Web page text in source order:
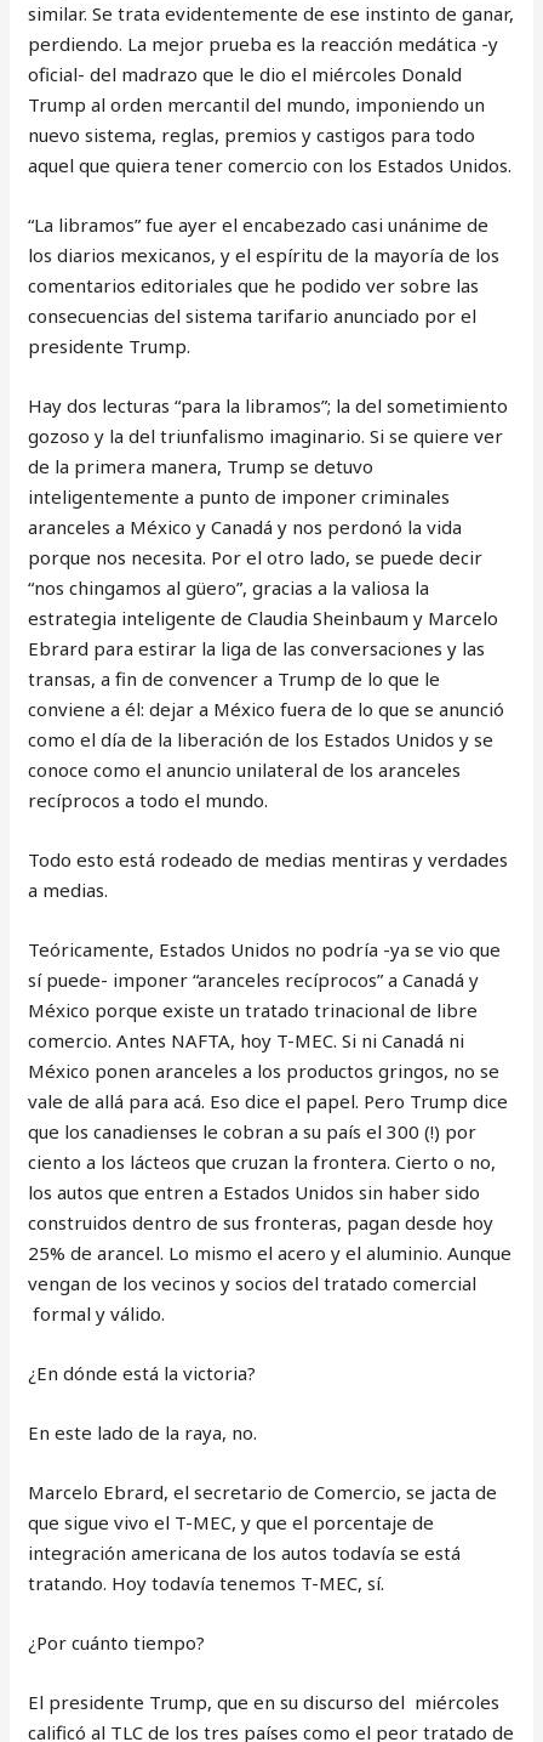
similar. Se trata evidentemente de ese instinto de ganar,
perdiendo. La mejor prueba es la reacción medática -y
oficial- del madrazo que le dio el miércoles Donald
Trump al orden mercantil del mundo, imponiendo un
nuevo sistema, reglas, premios y castigos para todo
aquel que quiera tener comercio con los Estados Unidos.
“La libramos” fue ayer el encabezado casi unánime de
los diarios mexicanos, y el espíritu de la mayoría de los
comentarios editoriales que he podido ver sobre las
consecuencias del sistema tarifario anunciado por el
presidente Trump.
Hay dos lecturas “para la libramos”; la del sometimiento
gozoso y la del triunfalismo imaginario. Si se quiere ver
de la primera manera, Trump se detuvo
inteligentemente a punto de imponer criminales
aranceles a México y Canadá y nos perdonó la vida
porque nos necesita. Por el otro lado, se puede decir
“nos chingamos al güero”, gracias a la valiosa la
estrategia inteligente de Claudia Sheinbaum y Marcelo
Ebrard para estirar la liga de las conversaciones y las
transas, a fin de convencer a Trump de lo que le
conviene a él: dejar a México fuera de lo que se anunció
como el día de la liberación de los Estados Unidos y se
conoce como el anuncio unilateral de los aranceles
recíprocos a todo el mundo.
Todo esto está rodeado de medias mentiras y verdades
a medias.
Teóricamente, Estados Unidos no podría -ya se vio que
sí puede- imponer “aranceles recíprocos” a Canadá y
México porque existe un tratado trinacional de libre
comercio. Antes NAFTA, hoy T-MEC. Si ni Canadá ni
México ponen aranceles a los productos gringos, no se
vale de allá para acá. Eso dice el papel. Pero Trump dice
que los canadienses le cobran a su país el 300 (!) por
ciento a los lácteos que cruzan la frontera. Cierto o no,
los autos que entren a Estados Unidos sin haber sido
construidos dentro de sus fronteras, pagan desde hoy
25% de arancel. Lo mismo el acero y el aluminio. Aunque
vengan de los vecinos y socios del tratado comercial
formal y válido.
¿En dónde está la victoria?
En este lado de la raya, no.
Marcelo Ebrard, el secretario de Comercio, se jacta de
que sigue vivo el T-MEC, y que el porcentaje de
integración americana de los autos todavía se está
tratando. Hoy todavía tenemos T-MEC, sí.
¿Por cuánto tiempo?
El presidente Trump, que en su discurso del miércoles
calificó al TLC de los tres países como el peor tratado de